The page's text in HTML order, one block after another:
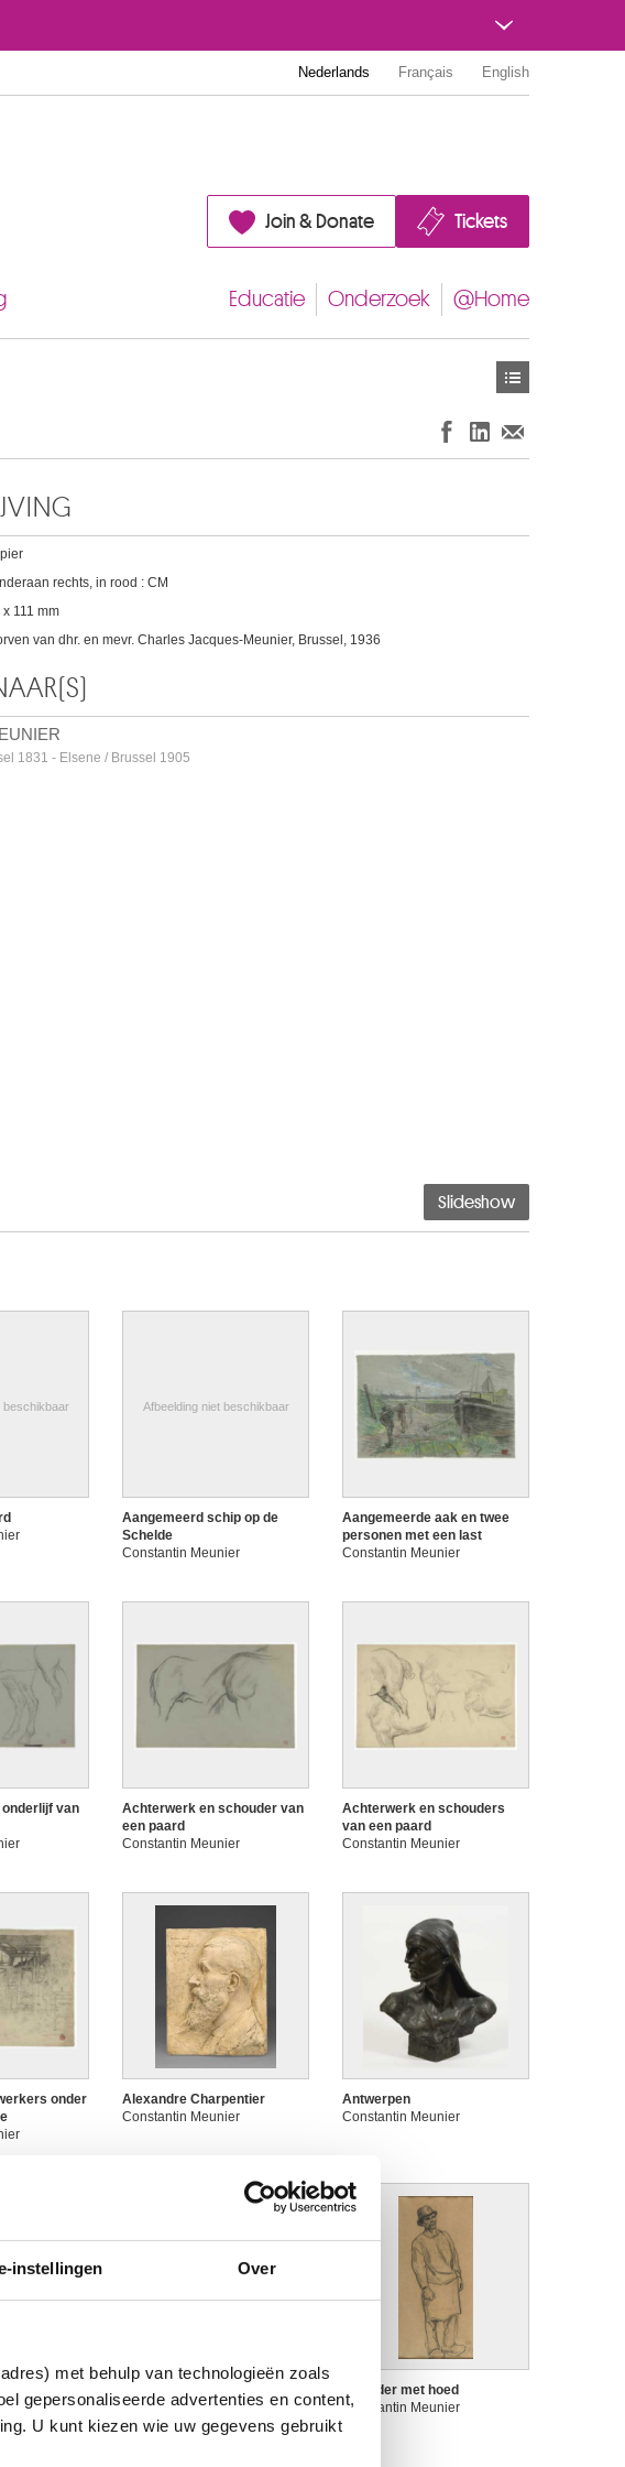
instellingen Over
met behulp van technologieën zoals
gepersonaliseerde advertenties en content,
U kunt kiezen wie uw gegevens gebruikt
Nederlands Français English
Join & Donate Tickets
Educatie Onderzoek @Home
rechts, in rood : CM
111 mm
van dhr. en mevr. Charles Jacques-Meunier, Brussel, 1936
1831 - Elsene / Brussel 1905
Slideshow
beschikbaar Afbeelding niet beschikbaar
Aangemeerd schip op de
Schelde
Constantin Meunier
Aangemeerde aak en twee
personen met een last
Constantin Meunier
van
Achterwerk en schouder van
een paard
Constantin Meunier
Achterwerk en schouders
van een paard
Constantin Meunier
onder
Alexandre Charpentier
Constantin Meunier
Antwerpen
Constantin Meunier
slag bij een
Arbeider die een metalen
staaf manipuleert
Constantin Meunier
Arbeider met hoed
Constantin Meunier